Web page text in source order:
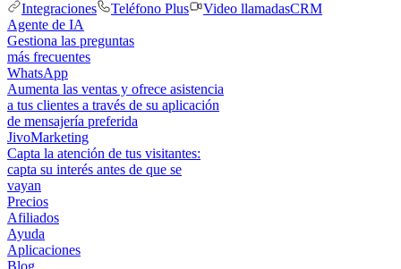
Integraciones
Teléfono Plus Video llamadasCRM
Agente de IA
Gestiona las preguntas
más frecuentes
WhatsApp
Aumenta las ventas y ofrece asistencia
a tus clientes a través de su aplicación
de mensajería preferida
JivoMarketing
Capta la atención de tus visitantes:
capta su interés antes de que se
vayan
Precios
Afiliados
Ayuda
Aplicaciones
Blog